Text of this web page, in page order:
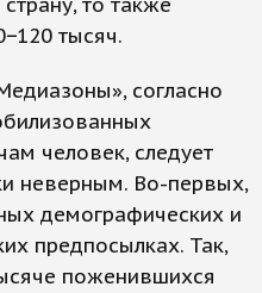
то также
тысяч.
согласно
человек, следует
неверным. Во-первых,
демографических и
предпосылках. Так,
поженившихся